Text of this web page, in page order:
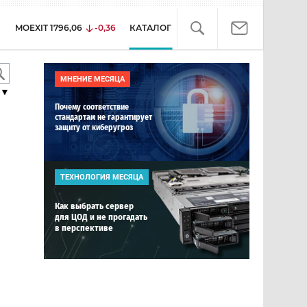
MOEXIT 1796,06 -0,36 КАТАЛОГ
МНЕНИЕ МЕСЯЦА
Почему соответствие
стандартам не гарантирует
защиту от киберугроз
ТЕХНОЛОГИЯ МЕСЯЦА
Как выбрать сервер
для ЦОД и не прогадать
в перспективе